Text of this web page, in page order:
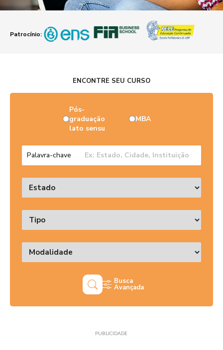
Patrocínio:
ENCONTRE SEU CURSO
Pós-
graduação
lato sensu
MBA
Palavra-chave
Busca
Avançada
PUBLICIDADE